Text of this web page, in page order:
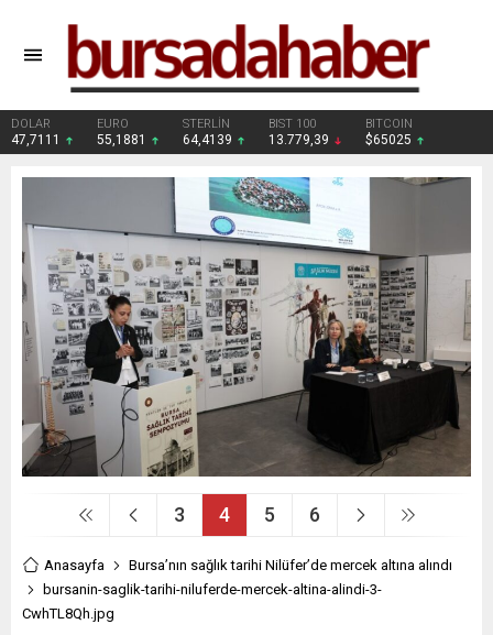
DOLAR
47,7111
EURO
55,1881
STERLİN
64,4139
BIST 100
13.779,39
BITCOIN
$65025
3 4 5 6
Anasayfa
Bursa’nın sağlık tarihi Nilüfer’de mercek altına alındı
bursanin-saglik-tarihi-niluferde-mercek-altina-alindi-3-
CwhTL8Qh.jpg